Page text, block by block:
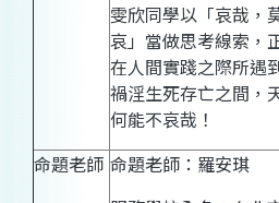
雯欣同學以 「哀哉，
哀」當做思考線索，
在人間實踐之際所遇
禍淫生死存亡之間，
何能不哀哉！
命題老師 命題老師：羅安琪